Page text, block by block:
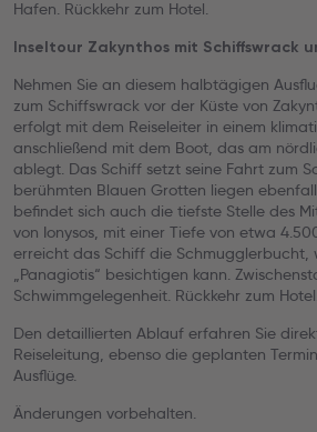
Hafen. Rückkehr zum Hotel.
Inseltour Zakynthos mit Schiffswrack
Nehmen Sie an diesem halbtägigen
zum Schiffswrack vor der Küste von
erfolgt mit dem Reiseleiter in einem
anschließend mit dem Boot, das am
ablegt. Das Schiff setzt seine Fahrt zum
berühmten Blauen Grotten liegen
befindet sich auch die tiefste Stelle des
von Ionysos, mit einer Tiefe von etwa
erreicht das Schiff die Schmugglerbucht,
„Panagiotis“ besichtigen kann.
Schwimmgelegenheit. Rückkehr zum Hotel.
Den detaillierten Ablauf erfahren Sie
Reiseleitung, ebenso die geplanten
Ausflüge.
Änderungen vorbehalten.